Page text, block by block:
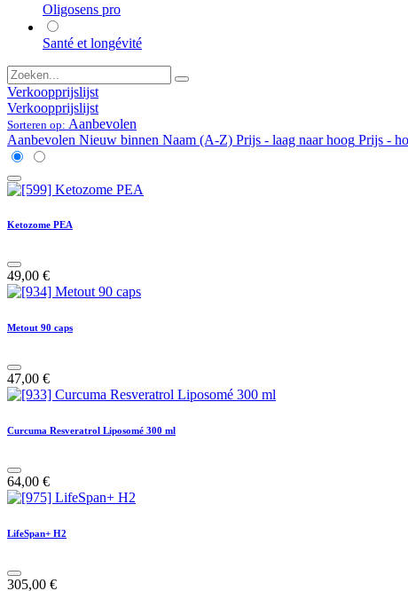
Oligosens pro
Santé et longévité
Verkoopprijslijst
Verkoopprijslijst
Sorteren op: Aanbevolen
Aanbevolen Nieuw binnen Naam (A-Z) Prijs - laag naar hoog Prijs -
Ketozome PEA
49,00 €
Metout 90 caps
47,00 €
Curcuma Resveratrol Liposomé 300 ml
64,00 €
LifeSpan+ H2
305,00 €